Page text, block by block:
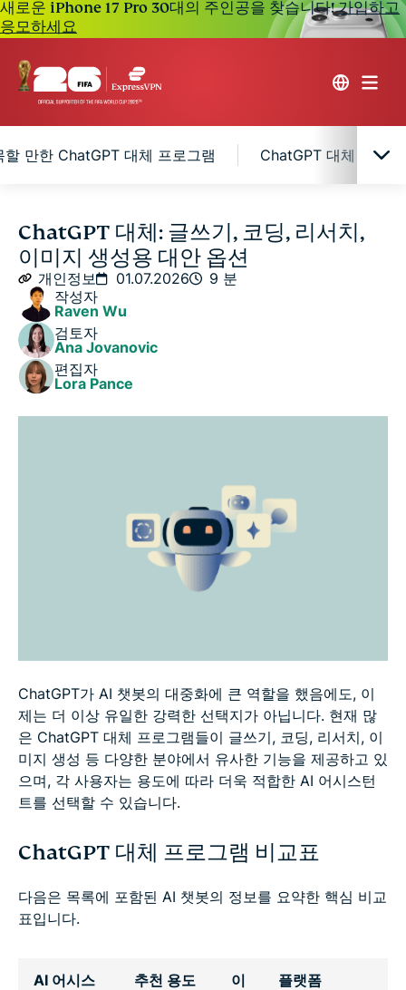
새로운 iPhone 17 Pro 30대의 주인공을 찾습니다!가입하고
응모하세요
만한 ChatGPT 대체 프로그램 ChatGPT 대체 프로
ChatGPT 대체 프로그램 비교표
2026년에 주목할 만한 ChatGPT 대체 프로그램
ChatGPT 대체 프로그램의 개인정보 보호 및 데이터
보안
FAQ
ChatGPT 대체: 글쓰기, 코딩, 리서치,
이미지 생성용 대안 옵션
개인정보 01.07.2026
9 분
작성자
Raven Wu
검토자
Ana Jovanovic
편집자
Lora Pance
ChatGPT가 AI 챗봇의 대중화에 큰 역할을 했음에도, 이
제는 더 이상 유일한 강력한 선택지가 아닙니다. 현재 많
은 ChatGPT 대체 프로그램들이 글쓰기, 코딩, 리서치, 이
미지 생성 등 다양한 분야에서 유사한 기능을 제공하고 있
으며, 각 사용자는 용도에 따라 더욱 적합한 AI 어시스턴
트를 선택할 수 있습니다.
ChatGPT 대체 프로그램 비교표
다음은 목록에 포함된 AI 챗봇의 정보를 요약한 핵심 비교
표입니다.
AI 어시스
추천 용도
이
플랫폼